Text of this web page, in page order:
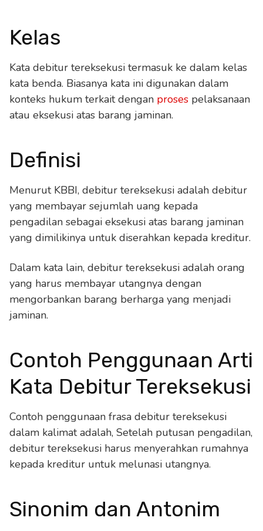
Kelas
Kata debitur tereksekusi termasuk ke dalam kelas
kata benda. Biasanya kata ini digunakan dalam
konteks hukum terkait dengan proses pelaksanaan
atau eksekusi atas barang jaminan.
Definisi
Menurut KBBI, debitur tereksekusi adalah debitur
yang membayar sejumlah uang kepada
pengadilan sebagai eksekusi atas barang jaminan
yang dimilikinya untuk diserahkan kepada kreditur.
Dalam kata lain, debitur tereksekusi adalah orang
yang harus membayar utangnya dengan
mengorbankan barang berharga yang menjadi
jaminan.
Contoh Penggunaan Arti
Kata Debitur Tereksekusi
Contoh penggunaan frasa debitur tereksekusi
dalam kalimat adalah, Setelah putusan pengadilan,
debitur tereksekusi harus menyerahkan rumahnya
kepada kreditur untuk melunasi utangnya.
Sinonim dan Antonim